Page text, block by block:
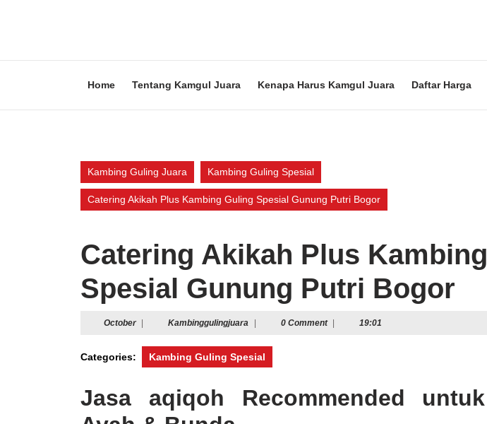
Home Tentang Kamgul Juara Kenapa Harus Kamgul Juara Daftar Harga
Kambing Guling Juara Kambing Guling Spesial
Catering Akikah Plus Kambing Guling Spesial Gunung Putri Bogor
Catering Akikah Plus
Spesial Gunung Putri Bogor
OctoberOctober Kambinggulingjuara Kambinggulingjuara
0 Comment 19:01
Categories: Kambing Guling Spesial
Jasa aqiqoh Recommended